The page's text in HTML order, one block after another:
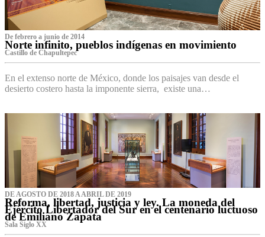
De febrero a junio de 2014
Norte infinito, pueblos indígenas en movimiento
Castillo de Chapultepec
En el extenso norte de México, donde los paisajes van desde el
desierto costero hasta la imponente sierra, existe una…
DE AGOSTO DE 2018 A ABRIL DE 2019
Reforma, libertad, justicia y ley. La moneda del
Ejército Libertador del Sur en el centenario luctuoso
de Emiliano Zapata
Sala Siglo XX